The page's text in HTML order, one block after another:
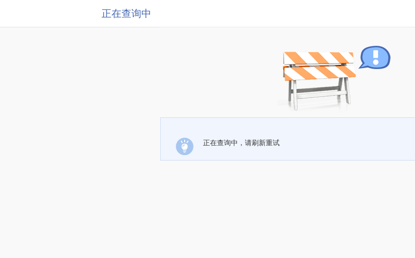
正在查询中
正在查询中，请刷新重试